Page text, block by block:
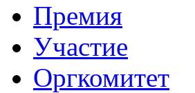
Премия
Участие
Оргкомитет